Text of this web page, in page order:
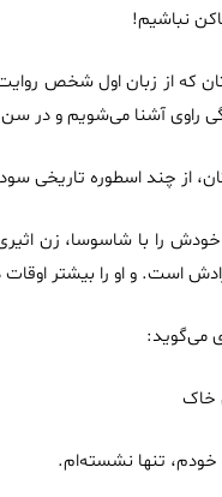
نباشیم!
که از زبان اول شخص
راوی آشنا می‌شویم و در
از چند اسطوره تاریخی
خودش را با شاسوسا، زن
است. و او را بیشتر اوقات
می‌گوید:
خاک
تنها نشسته‌ام.